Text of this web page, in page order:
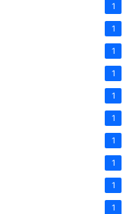
1
1
1
1
1
1
1
1
1
1